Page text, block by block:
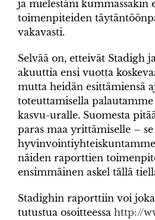
ja mielestäni kummassakin
toimenpiteiden
vakavasti.
Selvää on, etteivät Stadigh
akuuttia ensi vuotta
mutta heidän esittämiensä
toteuttamisella
kasvu-uralle. Suomesta
paras maa yrittämiselle –
näiden raporttien
ensimmäinen askel tällä
Stadighin raporttiin voi
tutustua osoitteessa http://